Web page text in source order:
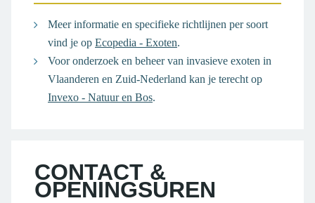
Meer informatie en specifieke richtlijnen per soort
vind je op Ecopedia - Exoten.
Voor onderzoek en beheer van invasieve exoten in
Vlaanderen en Zuid-Nederland kan je terecht op
Invexo - Natuur en Bos.
CONTACT &
OPENINGSUREN